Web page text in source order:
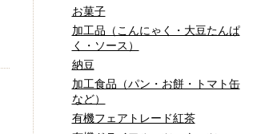
お菓子
加工品（こんにゃく・大豆たんぱ
く・ソース）
納豆
加工食品（パン・お餅・トマト缶
など）
有機フェアトレード紅茶